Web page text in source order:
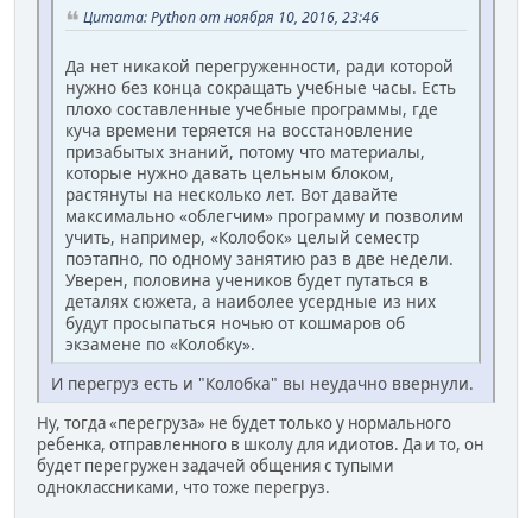
Цитата: Python от ноября 10, 2016, 23:46
Да нет никакой перегруженности, ради которой
нужно без конца сокращать учебные часы. Есть
плохо составленные учебные программы, где
куча времени теряется на восстановление
призабытых знаний, потому что материалы,
которые нужно давать цельным блоком,
растянуты на несколько лет. Вот давайте
максимально «облегчим» программу и позволим
учить, например, «Колобок» целый семестр
поэтапно, по одному занятию раз в две недели.
Уверен, половина учеников будет путаться в
деталях сюжета, а наиболее усердные из них
будут просыпаться ночью от кошмаров об
экзамене по «Колобку».
И перегруз есть и "Колобка" вы неудачно ввернули.
Ну, тогда «перегруза» не будет только у нормального
ребенка, отправленного в школу для идиотов. Да и то, он
будет перегружен задачей общения с тупыми
одноклассниками, что тоже перегруз.